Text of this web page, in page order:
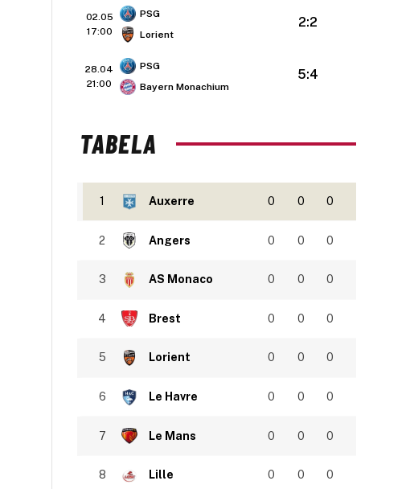
02.05
17:00
PSG
Lorient
2:2
28.04
21:00
PSG
Bayern Monachium
5:4
TABELA
1 Auxerre 0 0 0
2 Angers 0 0 0
3 AS Monaco 0 0 0
4 Brest 0 0 0
5 Lorient 0 0 0
6 Le Havre 0 0 0
7 Le Mans 0 0 0
8 Lille 0 0 0